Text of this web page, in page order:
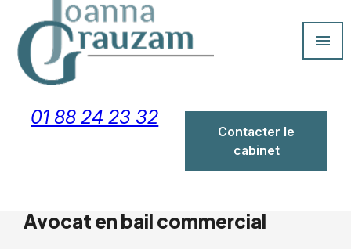
menu
01 88 24 23 32
Contacter le
cabinet
Avocat en bail commercial
Panneau de gestion des cookies